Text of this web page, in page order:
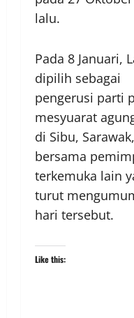
lalu.
Pada 8 Januari,
dipilih sebagai
pengerusi parti
mesyuarat
di Sibu, Sarawak,
bersama
terkemuka lain
turut
hari tersebut.
Like this: